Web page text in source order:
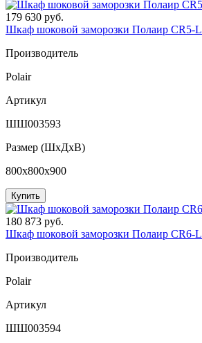
179 630 руб.
Шкаф шоковой заморозки Полаир CR5-L
Производитель
Polair
Артикул
ШШ003593
Размер (ШxДхВ)
800x800x900
Купить
180 873 руб.
Шкаф шоковой заморозки Полаир CR6-L
Производитель
Polair
Артикул
ШШ003594